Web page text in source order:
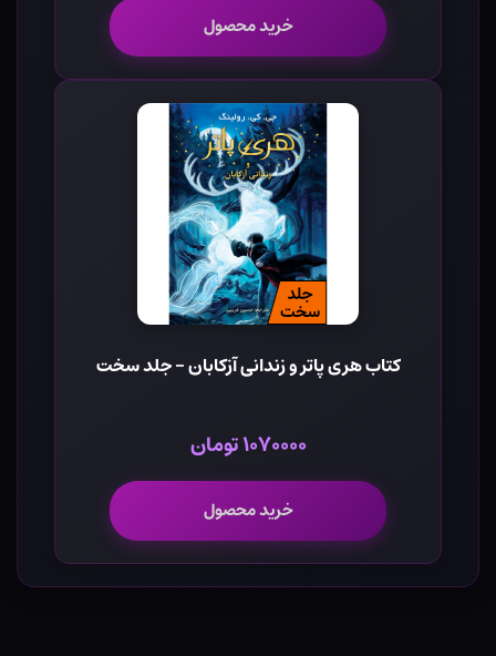
خرید محصول
کتاب هری پاتر و زندانی آزکابان - جلد سخت
۱۰۷۰۰۰۰ تومان
خرید محصول